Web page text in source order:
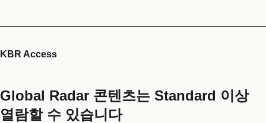
KBR Access
Global Radar 콘텐츠는 Standard 이상
열람할 수 있습니다